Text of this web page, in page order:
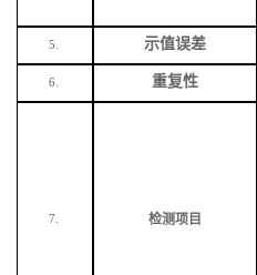
5. 示值误差
6. 重复性
7. 检测项目